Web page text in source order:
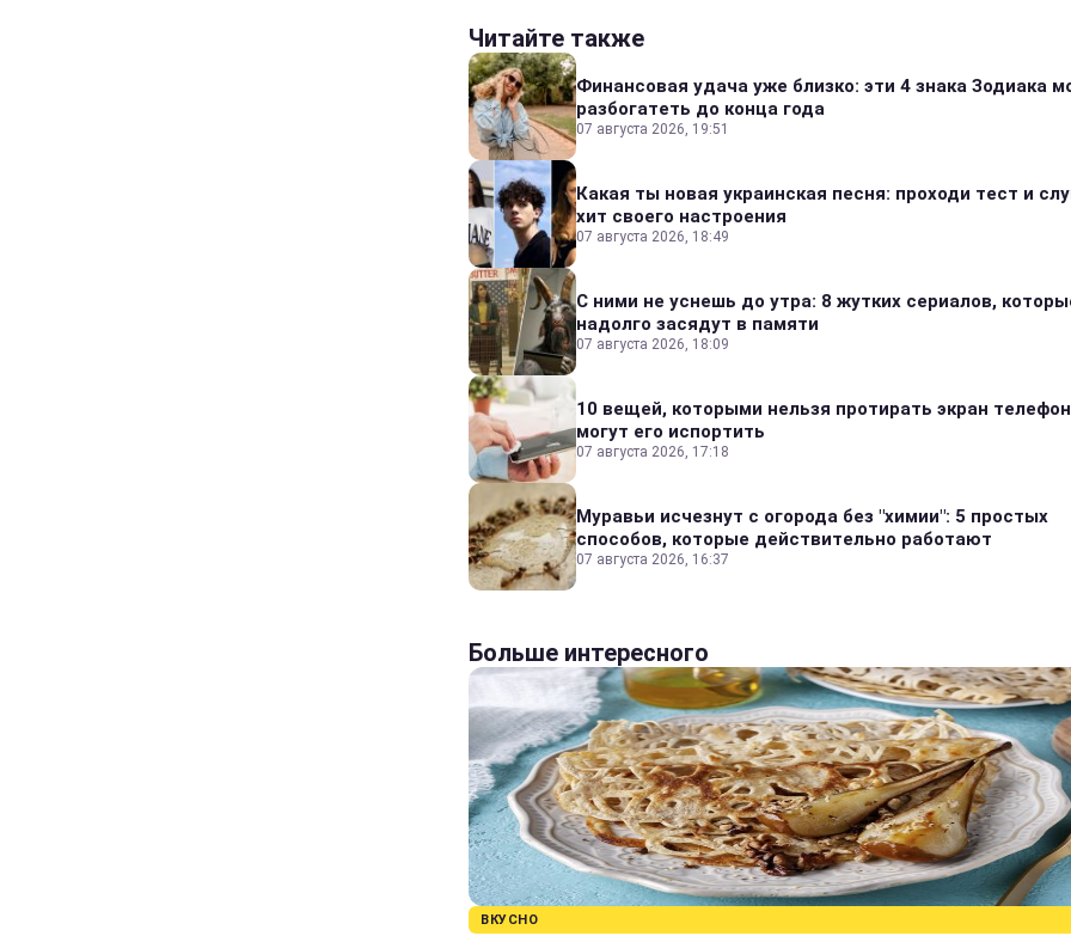
Читайте также
Финансовая удача уже близко: эти 4 знака Зодиака
разбогатеть до конца года
07 августа 2026, 19:51
Какая ты новая украинская песня: проходи тест и
хит своего настроения
07 августа 2026, 18:49
С ними не уснешь до утра: 8 жутких сериалов,
надолго засядут в памяти
07 августа 2026, 18:09
10 вещей, которыми нельзя протирать экран
могут его испортить
07 августа 2026, 17:18
Муравьи исчезнут с огорода без "химии": 5 простых
способов, которые действительно работают
07 августа 2026, 16:37
Больше интересного
ВКУСНО